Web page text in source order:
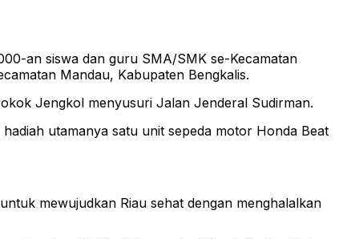
an siswa dan guru SMA/SMK se-Kecamatan
Mandau, Kabupaten Bengkalis.
Jengkol menyusuri Jalan Jenderal Sudirman.
utamanya satu unit sepeda motor Honda Beat
mewujudkan Riau sehat dengan menghalalkan